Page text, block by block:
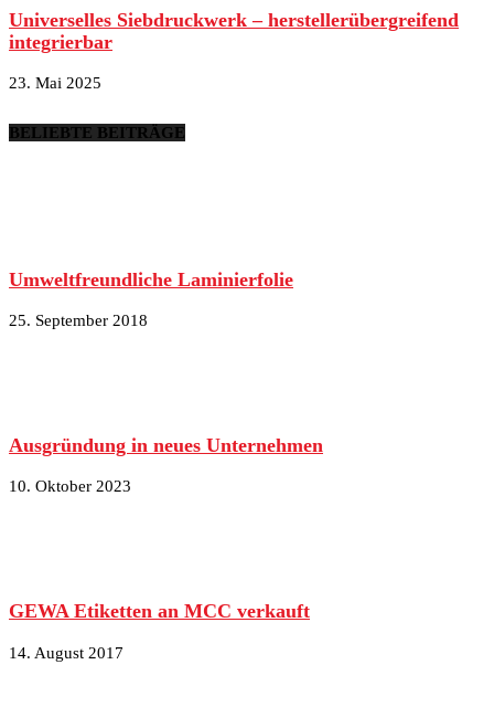
Universelles Siebdruckwerk – herstellerübergreifend
integrierbar
23. Mai 2025
BELIEBTE BEITRÄGE
Umweltfreundliche Laminierfolie
25. September 2018
Ausgründung in neues Unternehmen
10. Oktober 2023
GEWA Etiketten an MCC verkauft
14. August 2017